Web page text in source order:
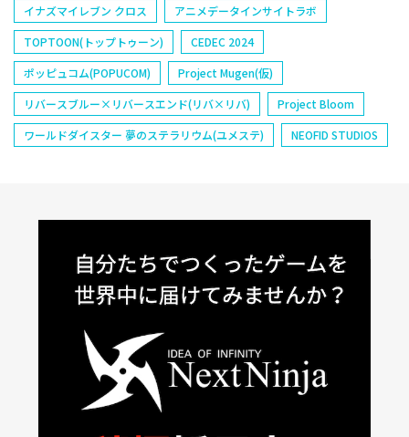
イナズマイレブン クロス
アニメデータインサイトラボ
TOPTOON(トップトゥーン)
CEDEC 2024
ポッピュコム(POPUCOM)
Project Mugen(仮)
リバースブルー×リバースエンド(リバ×リバ)
Project Bloom
ワールドダイスター 夢のステラリウム(ユメステ)
NEOFID STUDIOS